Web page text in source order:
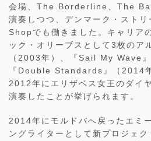
会場、The Borderline、The
演奏しつつ、デンマーク・スト
Shopでも働きました。キャリア
ック・オリーブスとして3枚のア
（2003年）、『Sail My Wave
『Double Standards』（2014
2012年にエリザベス女王のダイ
演奏したことが挙げられます。
2014年にモルドバへ戻ったエミ
ングライターとして新プロジェ